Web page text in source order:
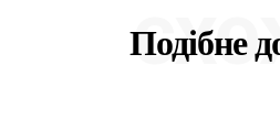
Подібне